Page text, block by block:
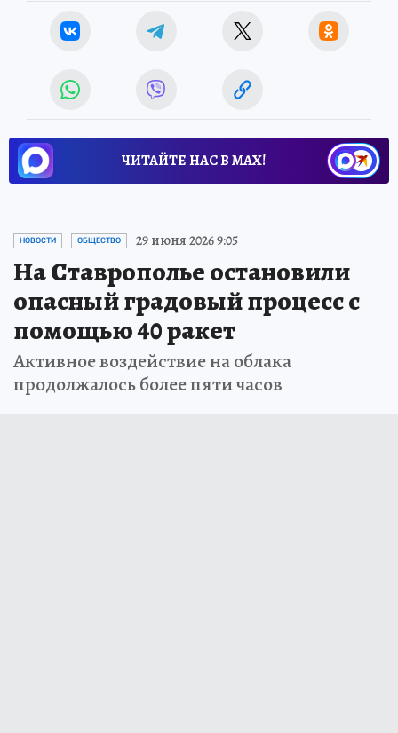
ЧИТАЙТЕ НАС В МАХ!
НОВОСТИ ОБЩЕСТВО 29 июня 2026 9:05
На Ставрополье остановили
опасный градовый процесс с
помощью 40 ракет
Активное воздействие на облака
продолжалось более пяти часов